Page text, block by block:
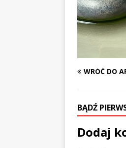
WRÓĆ DO
BĄDŹ
Dodaj